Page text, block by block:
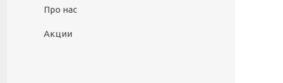
Про нас
Акции